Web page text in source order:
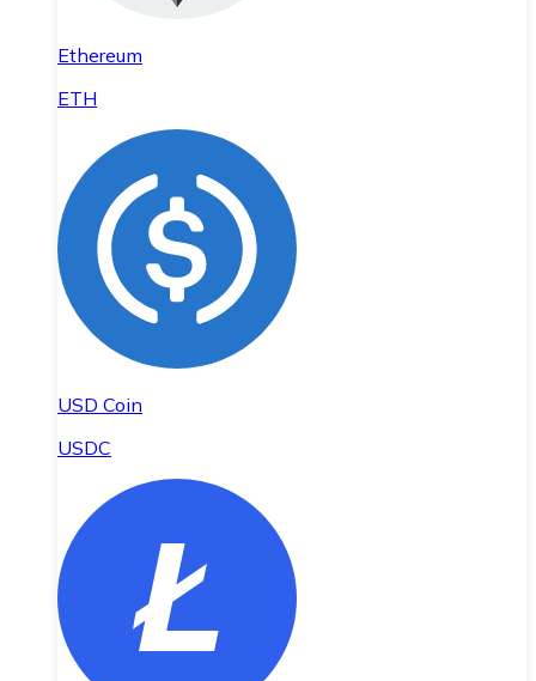
Ethereum
ETH
USD Coin
USDC